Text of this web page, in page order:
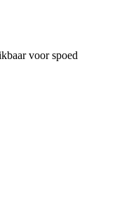
voor spoed